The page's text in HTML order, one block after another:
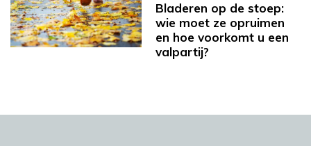
Bladeren op de stoep:
wie moet ze opruimen
en hoe voorkomt u een
valpartij?